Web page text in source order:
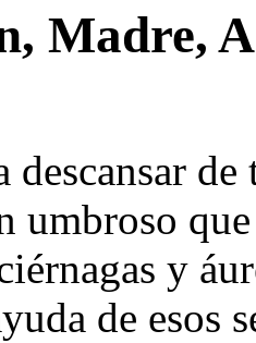
Madre,
descansar
umbroso
y
de esos